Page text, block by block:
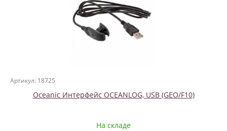
Артикул: 18725
Oceanic Интерфейс OCEANLOG, USB (GEO/F10)
На складе